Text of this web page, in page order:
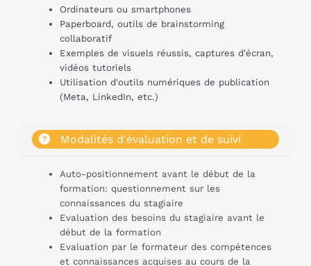
Ordinateurs ou smartphones
Paperboard, outils de brainstorming
collaboratif
Exemples de visuels réussis, captures d'écran,
vidéos tutoriels
Utilisation d'outils numériques de publication
(Meta, LinkedIn, etc.)
Modalités d'évaluation et de suivi
Auto-positionnement avant le début de la
formation: questionnement sur les
connaissances du stagiaire
Evaluation des besoins du stagiaire avant le
début de la formation
Evaluation par le formateur des compétences
et connaissances acquises au cours de la